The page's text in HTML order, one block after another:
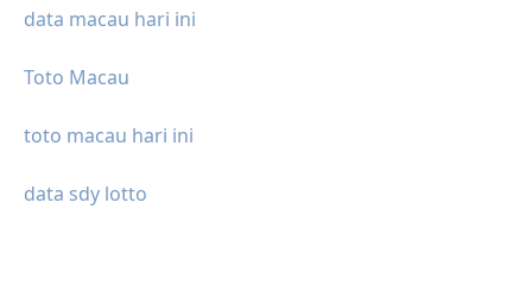
data macau hari ini
Toto Macau
toto macau hari ini
data sdy lotto